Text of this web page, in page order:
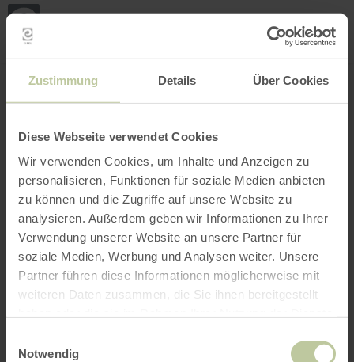
Zustimmung Details Über Cookies
Diese Webseite verwendet Cookies
Wir verwenden Cookies, um Inhalte und Anzeigen zu
personalisieren, Funktionen für soziale Medien anbieten
zu können und die Zugriffe auf unsere Website zu
analysieren. Außerdem geben wir Informationen zu Ihrer
Verwendung unserer Website an unsere Partner für
soziale Medien, Werbung und Analysen weiter. Unsere
Partner führen diese Informationen möglicherweise mit
weiteren Daten zusammen, die Sie ihnen bereitgestellt
Notwendig
INTERACTIEVE KAART
Mijn
Filter openen